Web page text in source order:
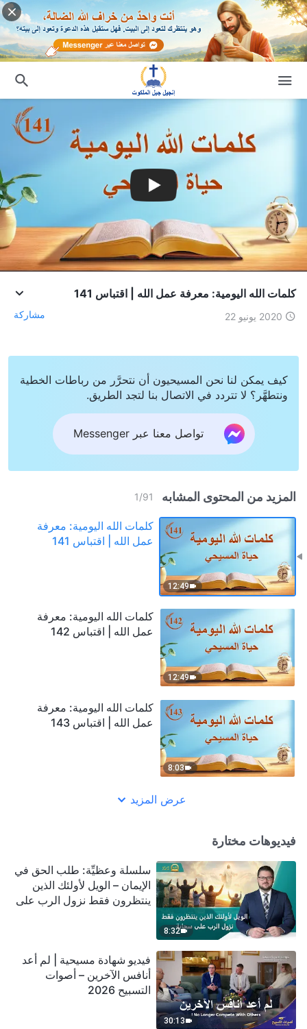
كلمات الله اليومية: معرفة عمل الله | اقتباس 141
2020 يونيو 22 مشاركة
كيف يمكن لنا نحن المسيحيون أن نتحرَّر من رباطات الخطية
ونتطهَّر؟ لا تتردد في الاتصال بنا لتجد الطريق.
تواصل معنا عبر Messenger
المزيد من المحتوى المشابه 1/91
12:49
كلمات الله اليومية: معرفة
عمل الله | اقتباس 141
12:49
كلمات الله اليومية: معرفة
عمل الله | اقتباس 142
8:03
كلمات الله اليومية: معرفة
عمل الله | اقتباس 143
عرض المزيد
فيديوهات مختارة
8:32
سلسلة وعظيِّة: طلب الحق في
الإيمان – الويل لأولئك الذين
ينتظرون فقط نزول الرب على
30:13
فيديو شهادة مسيحية | لم أعد
أنافس الآخرين – أصوات
التسبيح 2026